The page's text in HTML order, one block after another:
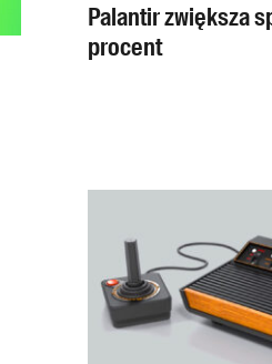
Palantir zwiększa
procent